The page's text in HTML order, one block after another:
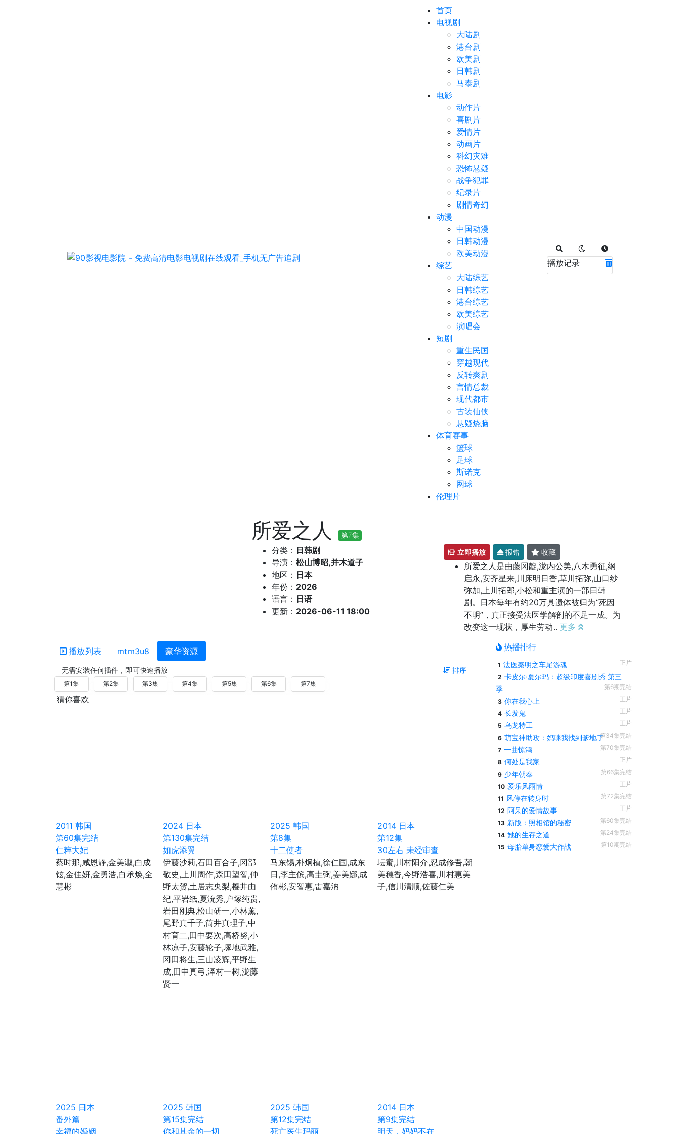
首页
电视剧
大陆剧
港台剧
欧美剧
日韩剧
马泰剧
电影
动作片
喜剧片
爱情片
动画片
科幻灾难
恐怖悬疑
战争犯罪
纪录片
剧情奇幻
动漫
中国动漫
日韩动漫
欧美动漫
综艺
大陆综艺
日韩综艺
港台综艺
欧美综艺
演唱会
短剧
重生民国
穿越现代
反转爽剧
言情总裁
现代都市
古装仙侠
悬疑烧脑
体育赛事
篮球
足球
斯诺克
网球
伦理片
播放记录
所爱之人 第7集
分类： 日韩剧
导演： 松山博昭,并木道子
地区： 日本
年份： 2026
语言： 日语
更新： 2026-06-11 18:00
立即播放 报错 收藏
所爱之人是由藤冈靛,泷内公美,八木勇征,纲
启永,安齐星来,川床明日香,草川拓弥,山口纱
弥加,上川拓郎,小松和重主演的一部日韩
剧。日本每年有约20万具遗体被归为“死因
不明”，真正接受法医学解剖的不足一成。为
改变这一现状，厚生劳动.. 更多
播放列表 mtm3u8 豪华资源
无需安装任何插件，即可快速播放 排序
第1集 第2集 第3集 第4集 第5集 第6集 第7集
猜你喜欢
2011 韩国
第60集完结
仁粹大妃
蔡时那,咸恩静,金美淑,白成
铉,金佳妍,金勇浩,白承焕,全
慧彬
2024 日本
第130集完结
如虎添翼
伊藤沙莉,石田百合子,冈部
敬史,上川周作,森田望智,仲
野太贺,土居志央梨,樱井由
纪,平岩纸,夏沇秀,户塚纯贵,
岩田刚典,松山研一,小林薰,
尾野真千子,筒井真理子,中
村育二,田中要次,高桥努,小
林凉子,安藤轮子,塚地武雅,
冈田将生,三山凌辉,平野生
成,田中真弓,泽村一树,泷藤
贤一
2025 韩国
第8集
十二使者
马东锡,朴炯植,徐仁国,成东
日,李主傧,高圭弼,姜美娜,成
侑彬,安智惠,雷嘉汭
2014 日本
第12集
30左右 未经审查
坛蜜,川村阳介,忍成修吾,朝
美穗香,今野浩喜,川村惠美
子,信川清顺,佐藤仁美
2025 日本
番外篇
幸福的婚姻
2025 韩国
第15集完结
你和其余的一切
2025 韩国
第12集完结
死亡医生玛丽
2014 日本
第9集完结
明天，妈妈不在
热播排行
1 法医秦明之车尾游魂
正片
2 卡皮尔·夏尔玛：超级印度喜剧秀 第三
季
第6期完结
3 你在我心上
正片
4 长发鬼
正片
5 乌龙特工
正片
6 萌宝神助攻：妈咪我找到爹地了第34集完结
7 一曲惊鸿
第70集完结
8 何处是我家
正片
9 少年朝奉
第66集完结
10 爱乐风雨情
正片
11 风停在转身时
第72集完结
12 阿呆的爱情故事
正片
13 新版：照相馆的秘密
第60集完结
14 她的生存之道
第24集完结
15 母胎单身恋爱大作战 第10期完结